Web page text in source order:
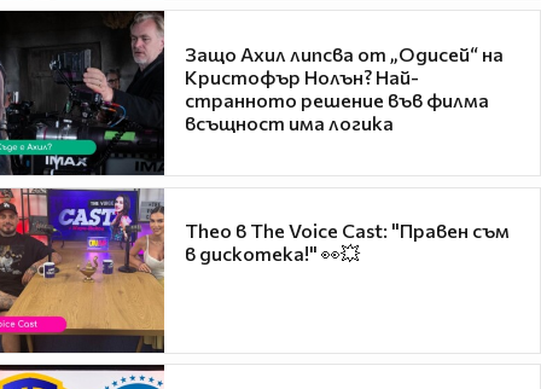
Защо Ахил липсва от „Одисей“ на
Кристофър Нолън? Най-
странното решение във филма
всъщност има логика
Theo в The Voice Cast: "Правен съм
в дискотека!" 👀💥